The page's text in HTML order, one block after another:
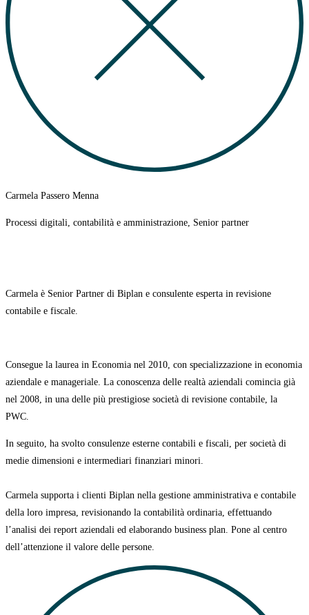
Carmela Passero Menna
Processi digitali, contabilità e amministrazione, Senior partner
Carmela è Senior Partner di Biplan e consulente esperta in revisione
contabile e fiscale.
Consegue la laurea in Economia nel 2010, con specializzazione in economia
aziendale e manageriale. La conoscenza delle realtà aziendali comincia già
nel 2008 , in una delle più prestigiose società di revisione contabile, la
PWC.
In seguito, ha svolto consulenze esterne contabili e fiscali, per società di
medie dimensioni e intermediari finanziari minori.
Carmela supporta i clienti Biplan nella gestione amministrativa e contabile
della loro impresa, revisionando la contabilità ordinaria, effettuando
l’analisi dei report aziendali ed elaborando business plan. Pone al centro
dell’attenzione il valore delle persone.